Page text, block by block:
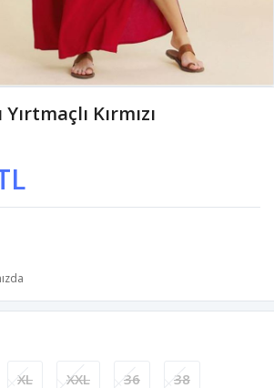
Kırmızı
XL XXL 36 38